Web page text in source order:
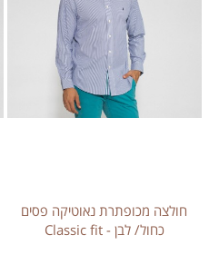
חולצה מכופתרת נאוטיקה פסים
כחול/ לבן - Classic fit